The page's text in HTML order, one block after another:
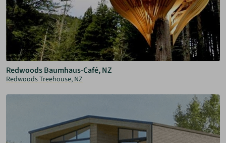
Redwoods Baumhaus-Café, NZ
Redwoods Treehouse, NZ